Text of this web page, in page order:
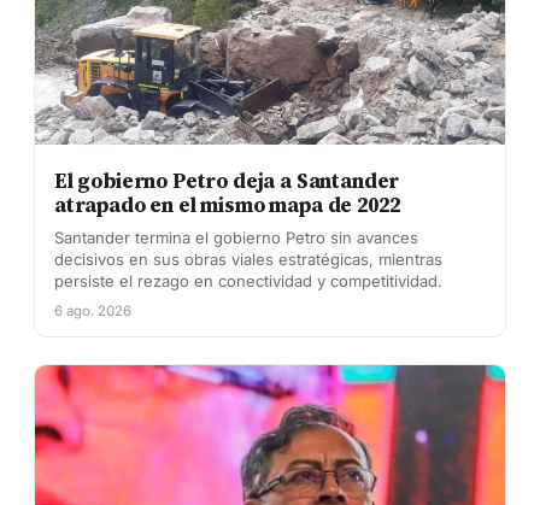
El gobierno Petro deja a Santander
atrapado en el mismo mapa de 2022
Santander termina el gobierno Petro sin avances
decisivos en sus obras viales estratégicas, mientras
persiste el rezago en conectividad y competitividad.
6 ago. 2026